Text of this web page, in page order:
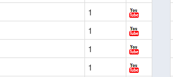
1
1
1
1